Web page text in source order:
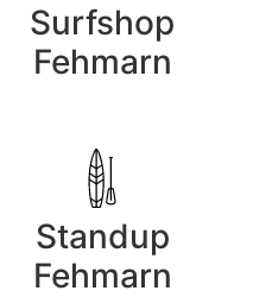
Surfshop
Fehmarn
Standup
Fehmarn